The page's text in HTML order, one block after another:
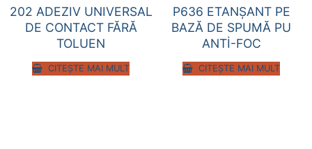
202 ADEZIV UNIVERSAL
DE CONTACT FĂRĂ
TOLUEN
CITEȘTE MAI MULT
P636 ETANŞANT PE
BAZĂ DE SPUMĂ PU
ANTİ-FOC
CITEȘTE MAI MULT